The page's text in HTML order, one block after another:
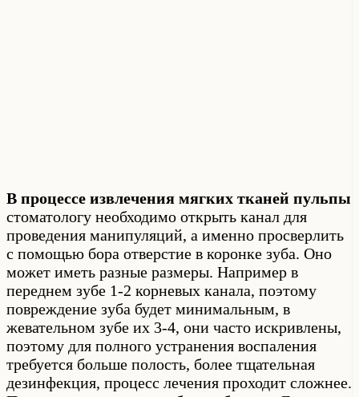
В процессе извлечения мягких тканей пульпы
стоматологу необходимо открыть канал для
проведения манипуляций, а именно просверлить
с помощью бора отверстие в коронке зуба. Оно
может иметь разные размеры. Например в
переднем зубе 1-2 корневых канала, поэтому
повреждение зуба будет минимальным, в
жевательном зубе их 3-4, они часто искривлены,
поэтому для полного устранения воспаления
требуется больше полость, более тщательная
дезинфекция, процесс лечения проходит сложнее.